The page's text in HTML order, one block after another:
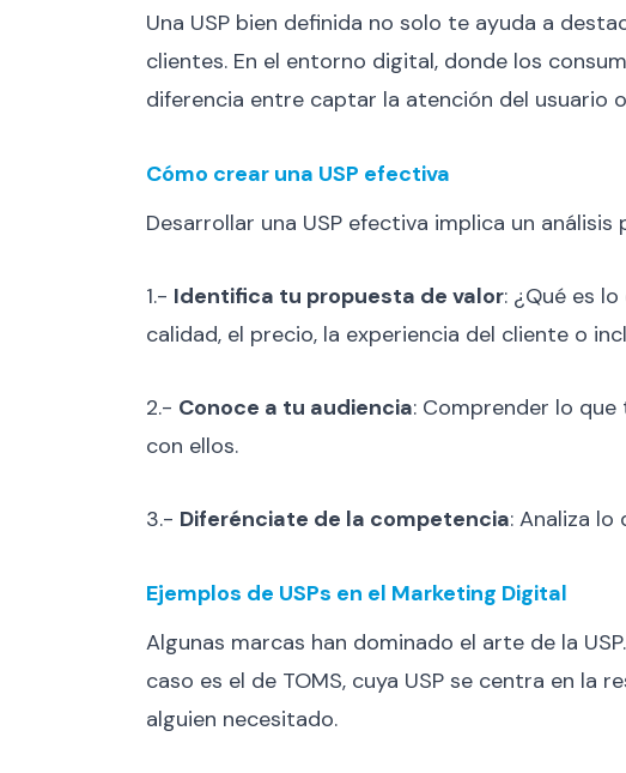
Una USP bien definida no solo te ayuda a
clientes. En el entorno digital, donde los
diferencia entre captar la atención del usuario
Cómo crear una USP efectiva
Desarrollar una USP efectiva implica un
1.- Identifica tu propuesta de valor: ¿Qué es
calidad, el precio, la experiencia del cliente o
2.- Conoce a tu audiencia: Comprender lo
con ellos.
3.- Diferénciate de la competencia: Analiza
Ejemplos de USPs en el Marketing Digital
Algunas marcas han dominado el arte de la
caso es el de TOMS, cuya USP se centra en la
alguien necesitado.